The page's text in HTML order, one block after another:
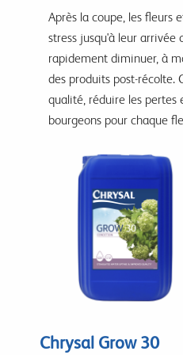
Après la coupe, les fleurs
stress jusqu'à leur arrivée
rapidement diminuer, à
des produits post-récolte.
qualité, réduire les pertes
bourgeons pour chaque
Chrysal Grow 30